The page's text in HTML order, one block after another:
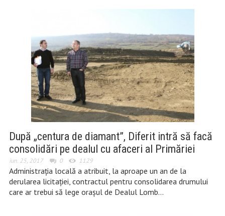
După „centura de diamant”, Diferit intră să facă
consolidări pe dealul cu afaceri al Primăriei
iun. 25, 2017 0 1129
Administrația locală a atribuit, la aproape un an de la
derularea licitației, contractul pentru consolidarea drumului
care ar trebui să lege orașul de Dealul Lomb…